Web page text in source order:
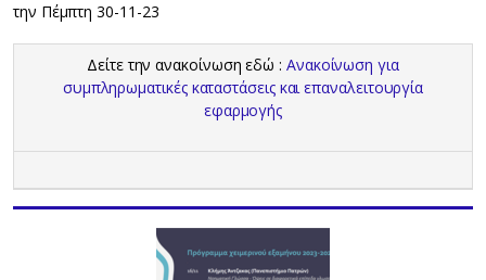
την Πέμπτη 30-11-23
Δείτε την ανακοίνωση εδώ : Ανακοίνωση για
συμπληρωματικές καταστάσεις και επαναλειτουργία
εφαρμογής